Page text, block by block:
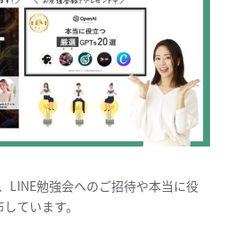
LINE勉強会へのご招待や本当に役
ています。